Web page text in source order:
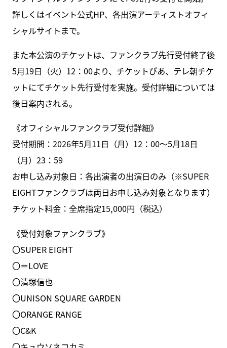
詳しくはイベント公式HP、各出演アーティストオフィ
シャルサイトまで。
また本公演のチケットは、ファンクラブ先行受付終了後
5月19日（火）12：00より、チケットぴあ、テレ朝チケ
ットにてチケット先行受付を実施。受付詳細については
後日案内される。
《オフィシャルファンクラブ受付詳細》
受付期間：2026年5月11日（月）12：00～5月18日
（月）23：59
お申し込み対象日：各出演者の出演日のみ（※SUPER
EIGHTファンクラブは両日お申し込み対象となります）
チケット料金：全席指定15,000円（税込）
《受付対象ファンクラブ》
〇SUPER EIGHT
〇＝LOVE
〇清塚信也
〇UNISON SQUARE GARDEN
〇ORANGE RANGE
〇C&K